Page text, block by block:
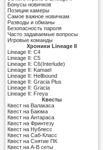
Бонусы новичков
Позиции камеры
Самое важное новичкам
Разводы и обманы
Безопасность пароля
Часто задаваемые вопросы
Игровые команды
Хроники Lineage II
Lineage II: C4
Lineage II: C5
Lineage II: C6(Interlude)
Lineage II: Kamael
Lineage II: Hellbound
Lineage II: Gracia Plus
Lineage II: Gracia
Lineage II: Freya
Квесты
Квест на Валакаса
Квест на Баюма
Квест на Антараса
Квест на Фринтезу
Квест на Нублесс
Квест на Саб-Класс
Квест на Снятие ПК
Квест на A-B сеты